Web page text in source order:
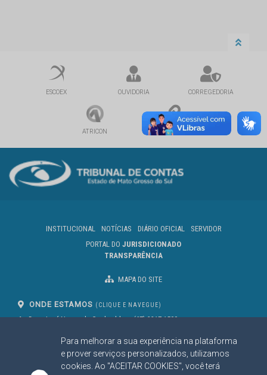
Para melhorar a sua experiência na plataforma
e prover serviços personalizados, utilizamos
cookies. Ao "ACEITAR COOKIES", você terá
ESCOEX OUVIDORIA CORREGEDORIA
ATRICON LINKS
INSTITUCIONAL NOTÍCIAS DIÁRIO OFICIAL
SERVIDOR
PORTAL DO JURISDICIONADO
TRANSPARÊNCIA
MAPA DO SITE
ONDE ESTAMOS (CLIQUE E NAVEGUE)
Av. Des. José Nunes da Cunha, bloco
Campo Grande/MS
CEP: 79031-310
(67) 3317-1500